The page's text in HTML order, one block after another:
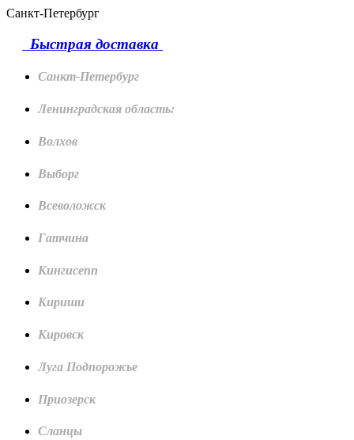
Санкт-Петербург
Быстрая доставка
Санкт-Петербург
Ленинградская область:
Волхов
Выборг
Всеволожск
Гатчина
Кингисепп
Кириши
Кировск
Луга Подпорожье
Приозерск
Сланцы